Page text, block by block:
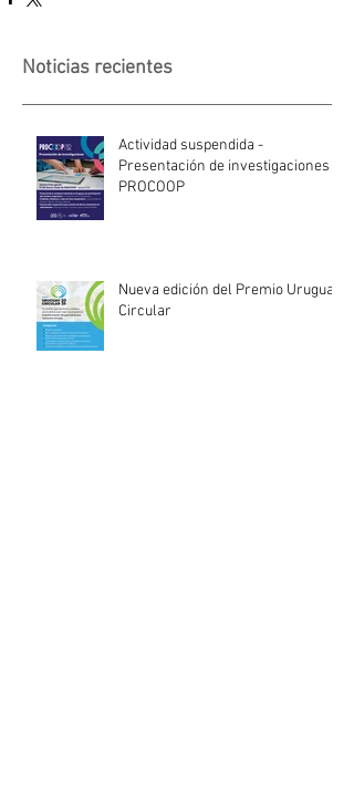
Noticias recientes
Actividad suspendida -
Presentación de investigaciones -
PROCOOP
Nueva edición del Premio Uruguay
Circular